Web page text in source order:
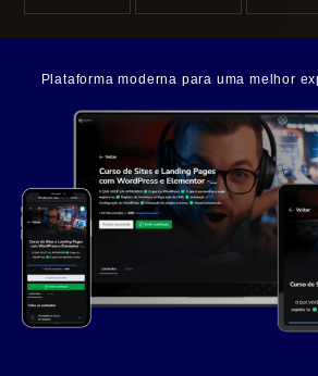
Plataforma moderna para uma melhor